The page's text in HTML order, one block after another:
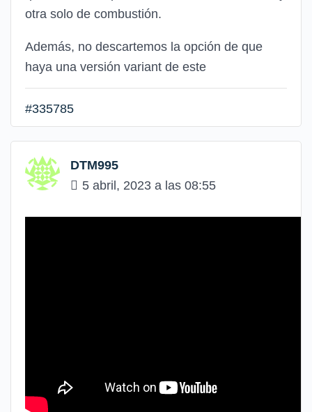
otra solo de combustión.
Además, no descartemos la opción de que
haya una versión variant de este
#335785
DTM995
5 abril, 2023 a las 08:55